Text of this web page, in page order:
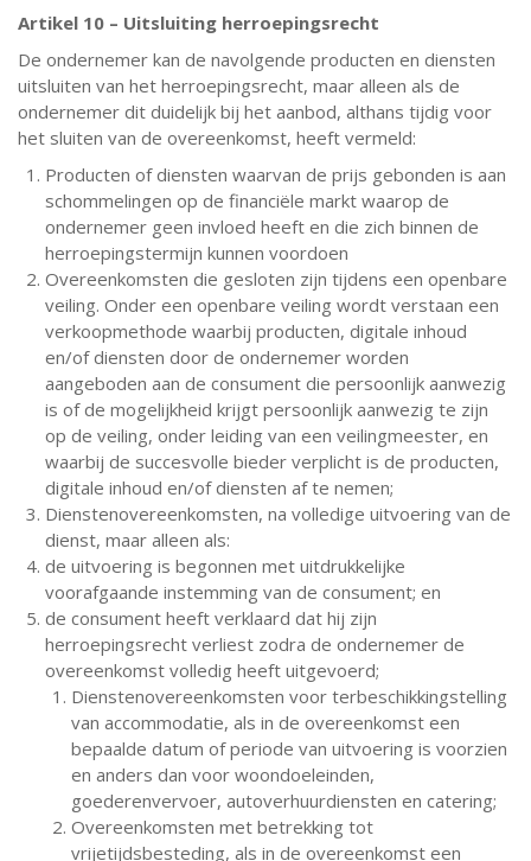
Artikel 10 – Uitsluiting herroepingsrecht
De ondernemer kan de navolgende producten en diensten
uitsluiten van het herroepingsrecht, maar alleen als de
ondernemer dit duidelijk bij het aanbod, althans tijdig voor
het sluiten van de overeenkomst, heeft vermeld:
Producten of diensten waarvan de prijs gebonden is aan
schommelingen op de financiële markt waarop de
ondernemer geen invloed heeft en die zich binnen de
herroepingstermijn kunnen voordoen
Overeenkomsten die gesloten zijn tijdens een openbare
veiling. Onder een openbare veiling wordt verstaan een
verkoopmethode waarbij producten, digitale inhoud
en/of diensten door de ondernemer worden
aangeboden aan de consument die persoonlijk aanwezig
is of de mogelijkheid krijgt persoonlijk aanwezig te zijn
op de veiling, onder leiding van een veilingmeester, en
waarbij de succesvolle bieder verplicht is de producten,
digitale inhoud en/of diensten af te nemen;
Dienstenovereenkomsten, na volledige uitvoering van de
dienst, maar alleen als:
de uitvoering is begonnen met uitdrukkelijke
voorafgaande instemming van de consument; en
de consument heeft verklaard dat hij zijn
herroepingsrecht verliest zodra de ondernemer de
overeenkomst volledig heeft uitgevoerd;
Dienstenovereenkomsten voor terbeschikkingstelling
van accommodatie, als in de overeenkomst een
bepaalde datum of periode van uitvoering is voorzien
en anders dan voor woondoeleinden,
goederenvervoer, autoverhuurdiensten en catering;
Overeenkomsten met betrekking tot
vrijetijdsbesteding, als in de overeenkomst een